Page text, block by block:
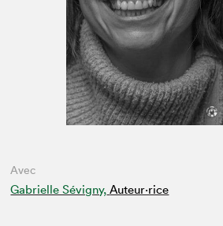
Avec
Gabrielle Sévigny, Auteur·rice